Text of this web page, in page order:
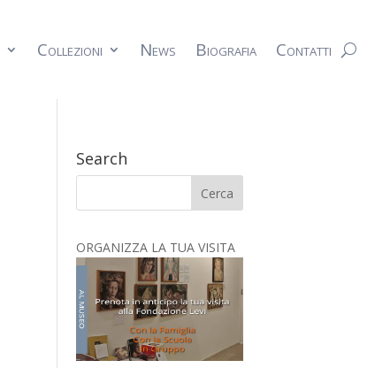
Collezioni News Biografia Contatti
Search
ORGANIZZA LA TUA VISITA